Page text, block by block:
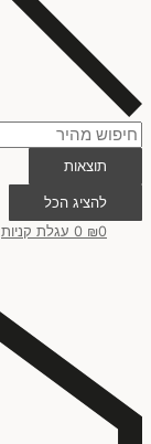
תוצאות
להציג הכל
₪0
0 עגלת קניות